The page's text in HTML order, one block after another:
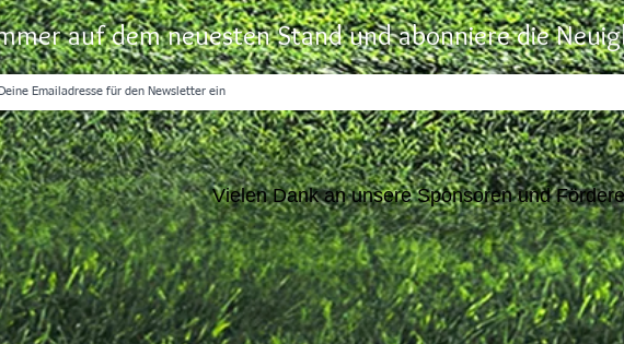
auf dem neuesten Stand und abonniere die
Vielen Dank an unsere Sponsoren und